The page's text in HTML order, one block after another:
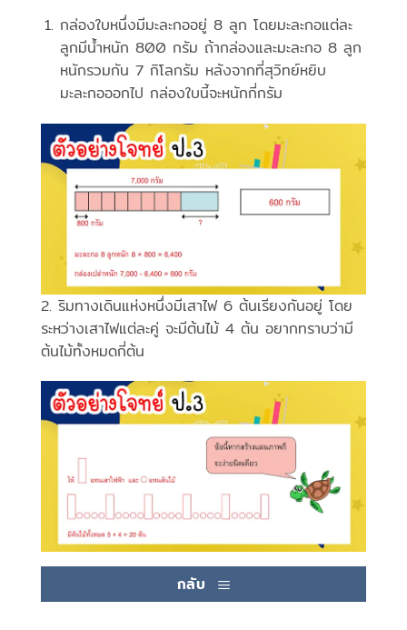
กล่องใบหนึ่งมีมะละกออยู่ 8 ลูก โดยมะละกอแต่ละ
ลูกมีน้ำหนัก 800 กรัม ถ้ากล่องและมะละกอ 8 ลูก
หนักรวมกัน 7 กิโลกรัม หลังจากที่สุวิทย์หยิบ
มะละกอออกไป กล่องใบนี้จะหนักกี่กรัม
2. ริมทางเดินแห่งหนึ่งมีเสาไฟ 6 ต้นเรียงกันอยู่ โดย
ระหว่างเสาไฟแต่ละคู่ จะมีต้นไม้ 4 ต้น อยากทราบว่ามี
ต้นไม้ทั้งหมดกี่ต้น
กลับ